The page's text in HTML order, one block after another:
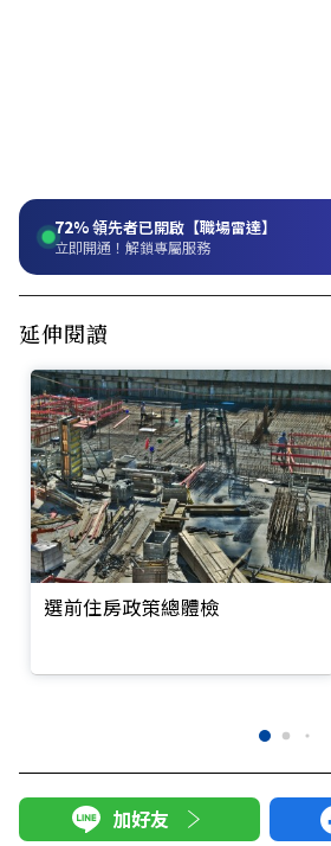
72%領先者已開啟【職場雷達】
立即開通！解鎖專屬服務
延伸閱讀
選前住房政策總體檢
加好友